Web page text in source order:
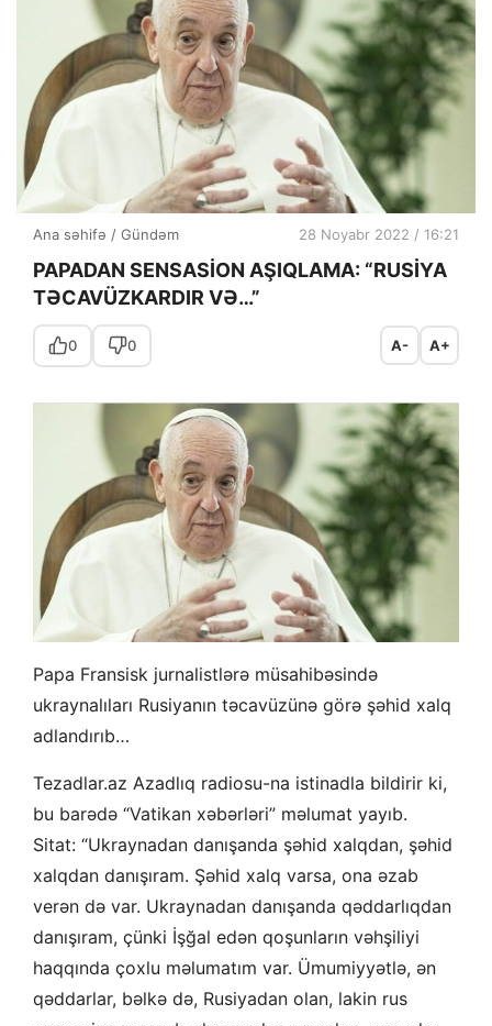
Ana səhifə / Gündəm 28 Noyabr 2022 / 16:21
PAPADAN SENSASİON AŞIQLAMA: “RUSİYA
TƏCAVÜZKARDIR VƏ…”
0 0 A- A+
Papa Fransisk jurnalistlərə müsahibəsində
ukraynalıları Rusiyanın təcavüzünə görə şəhid xalq
adlandırıb…
Tezadlar.az Azadlıq radiosu-na istinadla bildirir ki,
bu barədə “Vatikan xəbərləri” məlumat yayıb.
Sitat: “Ukraynadan danışanda şəhid xalqdan, şəhid
xalqdan danışıram. Şəhid xalq varsa, ona əzab
verən də var. Ukraynadan danışanda qəddarlıqdan
danışıram, çünki İşğal edən qoşunların vəhşiliyi
haqqında çoxlu məlumatım var. Ümumiyyətlə, ən
qəddarlar, bəlkə də, Rusiyadan olan, lakin rus